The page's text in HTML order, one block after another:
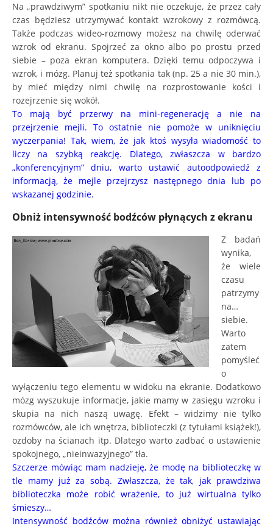
Na „prawdziwym” spotkaniu nikt nie oczekuje, że przez cały
czas będziesz utrzymywać kontakt wzrokowy z rozmówcą.
Także podczas wideo-rozmowy możesz na chwilę oderwać
wzrok od ekranu. Spojrzeć za okno albo po prostu przed
siebie – poza ekran komputera. Dzięki temu odpoczywa i
wzrok, i mózg. Planuj też spotkania tak (np. 25 a nie 30 min.),
by mieć między nimi chwilę na rozprostowanie kości i
rozejrzenie się wokół.
To mają być przerwy na mini-regenerację a nie na
przejrzenie mejli. To ostatnie nie pomoże w uniknięciu
wyczerpania! Tak, wiem, że jak ktoś wysyła wiadomość to
liczy na szybką reakcję. Dlatego, zwłaszcza w bardzo
„konferencyjnym” dniu, warto ustawić autoodpowiedź z
informacją, że mejle przejrzysz następnego dnia lub po
wskazanej godzinie.
Obniż intensywność bodźców płynących z ekranu
Z badań
wynika,
że wiele
czasu
patrzymy
na…
siebie.
Warto
zatem
pomyśleć
o
wyłączeniu tego elementu w widoku na ekranie. Dodatkowo
mózg wyszukuje informacje, jakie mamy w zasięgu wzroku i
skupia na nich naszą uwagę. Efekt – widzimy nie tylko
rozmówców, ale ich wnętrza, biblioteczki (z tytułami książek!),
ozdoby na ścianach itp. Dlatego warto zadbać o ustawienie
spokojnego, „nieinwazyjnego” tła.
Szczerze mówiąc mam nadzieję, że modę na biblioteczkę w
tle mamy już za sobą. Zwłaszcza, że tak, jak prawdziwa
biblioteczka może robić wrażenie, to już wirtualna tylko
śmieszy…
Intensywność bodźców można również obniżyć ustawiając